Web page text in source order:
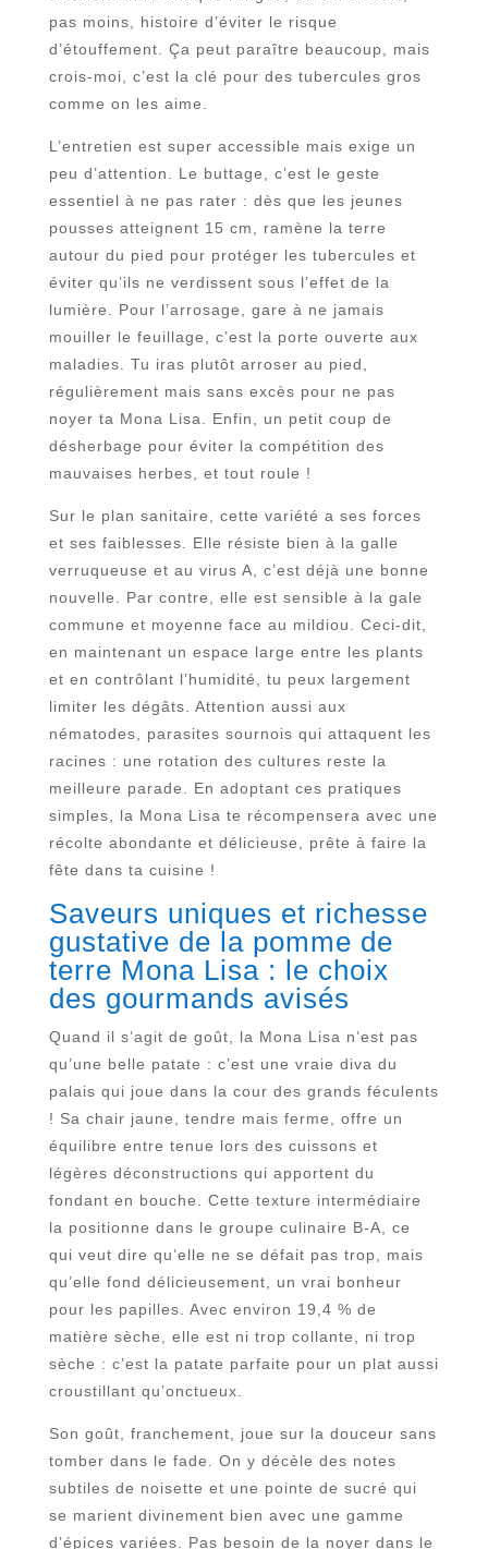
pas moins, histoire d’éviter le risque
d’étouffement. Ça peut paraître beaucoup, mais
crois-moi, c’est la clé pour des tubercules gros
comme on les aime.
L’entretien est super accessible mais exige un
peu d’attention. Le buttage, c’est le geste
essentiel à ne pas rater : dès que les jeunes
pousses atteignent 15 cm, ramène la terre
autour du pied pour protéger les tubercules et
éviter qu’ils ne verdissent sous l’effet de la
lumière. Pour l’arrosage, gare à ne jamais
mouiller le feuillage, c’est la porte ouverte aux
maladies. Tu iras plutôt arroser au pied,
régulièrement mais sans excès pour ne pas
noyer ta Mona Lisa. Enfin, un petit coup de
désherbage pour éviter la compétition des
mauvaises herbes, et tout roule !
Sur le plan sanitaire, cette variété a ses forces
et ses faiblesses. Elle résiste bien à la galle
verruqueuse et au virus A, c’est déjà une bonne
nouvelle. Par contre, elle est sensible à la gale
commune et moyenne face au mildiou. Ceci-dit,
en maintenant un espace large entre les plants
et en contrôlant l’humidité, tu peux largement
limiter les dégâts. Attention aussi aux
nématodes, parasites sournois qui attaquent les
racines : une rotation des cultures reste la
meilleure parade. En adoptant ces pratiques
simples, la Mona Lisa te récompensera avec une
récolte abondante et délicieuse, prête à faire la
fête dans ta cuisine !
Saveurs uniques et richesse
gustative de la pomme de
terre Mona Lisa : le choix
des gourmands avisés
Quand il s’agit de goût, la Mona Lisa n’est pas
qu’une belle patate : c’est une vraie diva du
palais qui joue dans la cour des grands féculents
! Sa chair jaune, tendre mais ferme, offre un
équilibre entre tenue lors des cuissons et
légères déconstructions qui apportent du
fondant en bouche. Cette texture intermédiaire
la positionne dans le groupe culinaire B-A, ce
qui veut dire qu’elle ne se défait pas trop, mais
qu’elle fond délicieusement, un vrai bonheur
pour les papilles. Avec environ 19,4 % de
matière sèche, elle est ni trop collante, ni trop
sèche : c’est la patate parfaite pour un plat aussi
croustillant qu’onctueux.
Son goût, franchement, joue sur la douceur sans
tomber dans le fade. On y décèle des notes
subtiles de noisette et une pointe de sucré qui
se marient divinement bien avec une gamme
d’épices variées. Pas besoin de la noyer dans le